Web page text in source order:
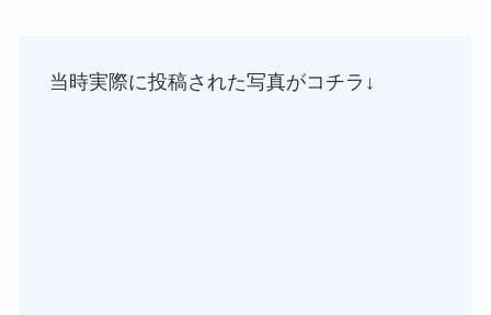
当時実際に投稿された写真がコチラ↓